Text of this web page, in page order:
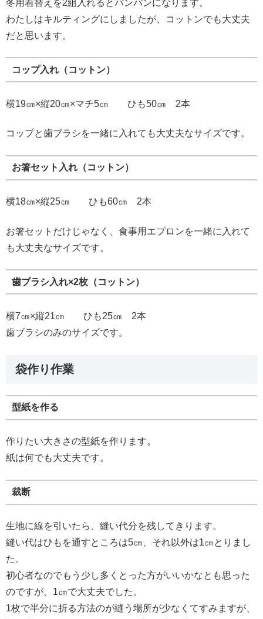
冬用着替えを2組入れるとパンパンになります。
わたしはキルティングにしましたが、コットンでも大丈夫
だと思います。
コップ入れ（コットン）
横19㎝×縦20㎝×マチ5㎝ ひも50㎝ 2本
コップと歯ブラシを一緒に入れても大丈夫なサイズです。
お箸セット入れ（コットン）
横18㎝×縦25㎝ ひも60㎝ 2本
お箸セットだけじゃなく、食事用エプロンを一緒に入れて
も大丈夫なサイズです。
歯ブラシ入れ×2枚（コットン）
横7㎝×縦21㎝ ひも25㎝ 2本
歯ブラシのみのサイズです。
袋作り作業
型紙を作る
作りたい大きさの型紙を作ります。
紙は何でも大丈夫です。
裁断
生地に線を引いたら、縫い代分を残してきります。
縫い代はひもを通すところは5㎝、それ以外は1㎝とりまし
た。
初心者なのでもう少し多くとった方がいいかなとも思った
のですが、1㎝で大丈夫でした。
1枚で半分に折る方法のが縫う場所が少なくてすみますが、